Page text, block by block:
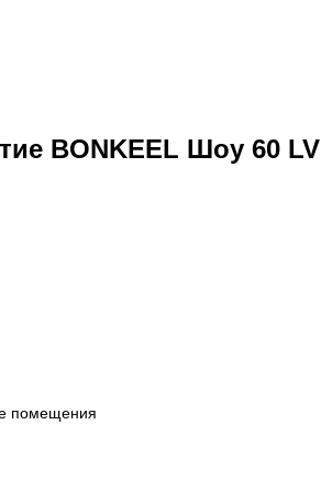
BONKEEL Шоу 60 LV
помещения